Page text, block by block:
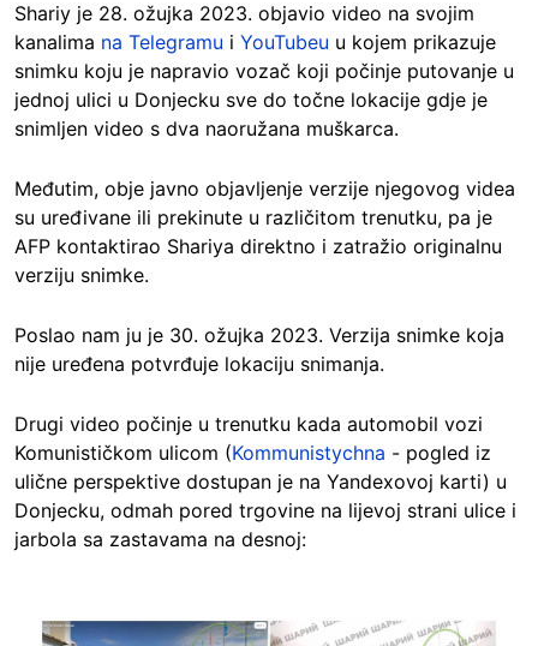
Shariy je 28. ožujka 2023. objavio video na svojim
kanalima na Telegramu i YouTubeu u kojem prikazuje
snimku koju je napravio vozač koji počinje putovanje u
jednoj ulici u Donjecku sve do točne lokacije gdje je
snimljen video s dva naoružana muškarca.
Međutim, obje javno objavljenje verzije njegovog videa
su uređivane ili prekinute u različitom trenutku, pa je
AFP kontaktirao Shariya direktno i zatražio originalnu
verziju snimke.
Poslao nam ju je 30. ožujka 2023. Verzija snimke koja
nije uređena potvrđuje lokaciju snimanja.
Drugi video počinje u trenutku kada automobil vozi
Komunističkom ulicom (Kommunistychna - pogled iz
ulične perspektive dostupan je na Yandexovoj karti) u
Donjecku, odmah pored trgovine na lijevoj strani ulice i
jarbola sa zastavama na desnoj:
Image